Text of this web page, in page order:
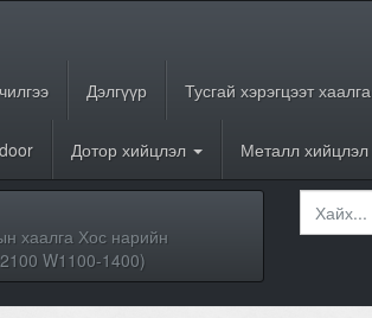
Дэлгүүр Тусгай хэрэгцээт хаалга
Дотор хийцлэл Металл хийцлэл
хаалга Хос нарийн
W1100-1400)